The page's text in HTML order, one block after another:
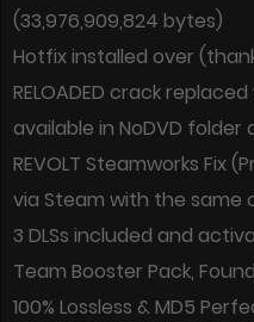
(33,976,909,824 bytes)
Hotfix installed over
RELOADED crack
available in NoDVD
REVOLT Steamworks Fix
via Steam with the same
3 DLSs included and
Team Booster Pack,
100% Lossless & MD5